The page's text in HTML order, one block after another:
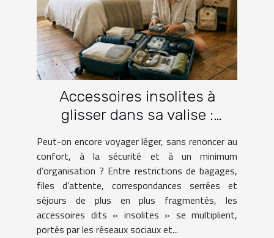
Accessoires insolites à
glisser dans sa valise :
lesquels facilitent vraiment
le voyage ?
Peut-on encore voyager léger, sans renoncer au
confort, à la sécurité et à un minimum
d’organisation ? Entre restrictions de bagages,
files d’attente, correspondances serrées et
séjours de plus en plus fragmentés, les
accessoires dits « insolites » se multiplient,
portés par les réseaux sociaux et...